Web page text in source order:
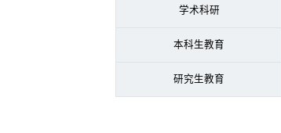
学术科研
本科生教育
研究生教育